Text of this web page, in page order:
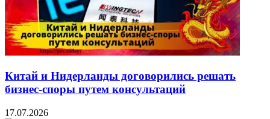
Китай и Нидерланды договорились решать
бизнес-споры путем консультаций
17.07.2026